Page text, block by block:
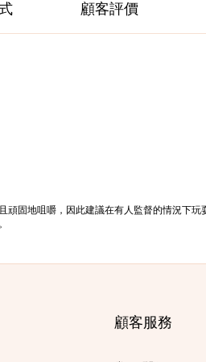
顧客評價
固地咀嚼，因此建議在有人監督的情況下玩
顧客服務